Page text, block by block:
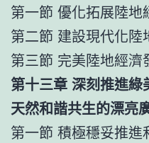
第一節 優化拓展陸地
第二節 建設現代化陸
第三節 完美陸地經濟
第十三章 深刻推進
天然和諧共生的漂亮
第一節 積極穩妥推進